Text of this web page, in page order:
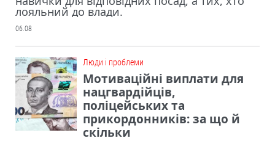
лояльний до влади.
06.08
Люди і проблеми
Мотиваційні виплати для
нацгвардійців,
поліцейських та
прикордонників: за що й
скільки